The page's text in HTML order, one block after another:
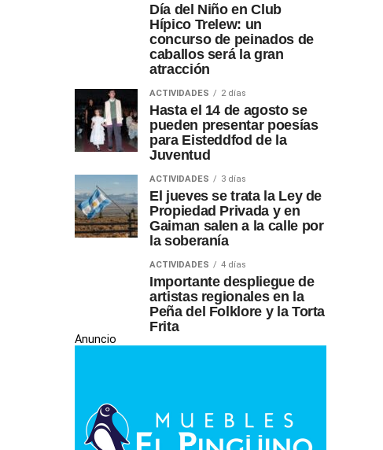
Día del Niño en Club
Hípico Trelew: un
concurso de peinados de
caballos será la gran
atracción
ACTIVIDADES 2 días
Hasta el 14 de agosto se
pueden presentar poesías
para Eisteddfod de la
Juventud
ACTIVIDADES 3 días
El jueves se trata la Ley de
Propiedad Privada y en
Gaiman salen a la calle por
la soberanía
ACTIVIDADES 4 días
Importante despliegue de
artistas regionales en la
Peña del Folklore y la Torta
Frita
Anuncio